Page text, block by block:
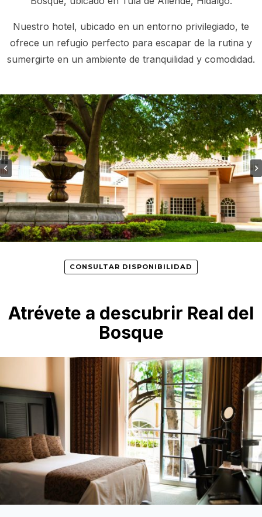
Nuestro hotel, ubicado en un entorno privilegiado, te
ofrece un refugio perfecto para escapar de la rutina y
sumergirte en un ambiente de tranquilidad y comodidad.
CONSULTAR DISPONIBILIDAD
Atrévete a descubrir Real del
Bosque